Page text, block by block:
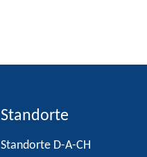
Standorte
Standorte D-A-CH